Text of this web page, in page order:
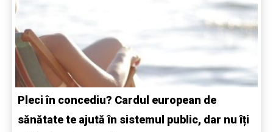
Pleci în concediu? Cardul european de
sănătate te ajută în sistemul public, dar nu îți